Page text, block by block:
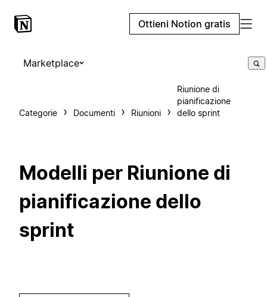
Ottieni Notion gratis
Marketplace
Categorie Documenti Riunioni
Riunione di
pianificazione
dello sprint
Modelli per Riunione di
pianificazione dello
sprint